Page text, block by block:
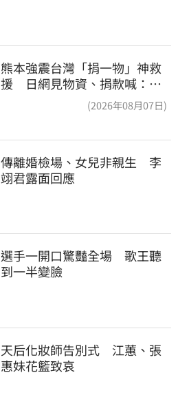
熊本強震台灣「捐一物」神救
援 日網見物資、捐款喊：給
(2026年08月07日)
傳離婚檢場、女兒非親生　李
翊君露面回應
選手一開口驚豔全場　歌王聽
到一半變臉
天后化妝師告別式　江蕙、張
惠妹花籃致哀